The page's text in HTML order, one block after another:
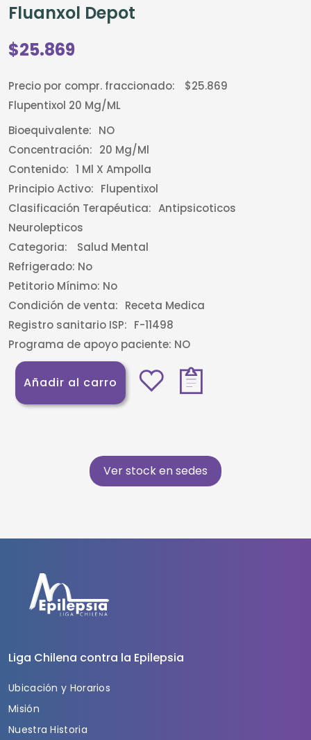
Fluanxol Depot
$25.869
Precio por compr. fraccionado:
$25.869
Flupentixol 20 Mg/mL
Bioequivalente: NO
Concentración: 20 Mg/ml
Contenido: 1 Ml X Ampolla
Principio Activo: Flupentixol
Clasificación Terapéutica: Antipsicoticos
Neurolepticos
Categoria:
Salud Mental
Refrigerado: No
Petitorio Mínimo: No
Condición de venta: Receta Medica
Registro sanitario ISP: F-11498
Programa de apoyo paciente: NO
Añadir al carro
Ver stock en sedes
Liga Chilena contra la Epilepsia
Ubicación y Horarios
Misión
Nuestra Historia